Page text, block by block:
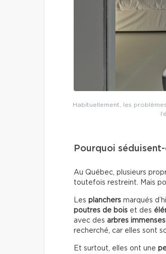
Habituellement, les
Pourquoi
Au Québec, plusieurs
toutefois restreint. Mais
Les planchers marqués
poutres de bois et des
avec des arbres immenses
recherché, car elles sont
Et surtout, elles ont une